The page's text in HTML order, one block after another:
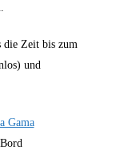
die Zeit bis zum
und